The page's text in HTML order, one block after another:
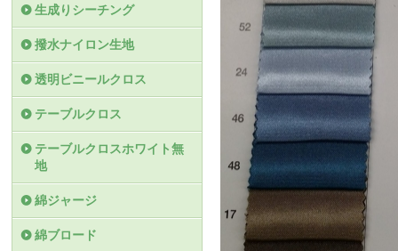
生成りシーチング
撥水ナイロン生地
透明ビニールクロス
テーブルクロス
テーブルクロスホワイト無
地
綿ジャージ
綿ブロード